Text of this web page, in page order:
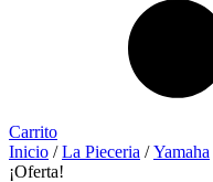
Carrito
Inicio /La Pieceria /Yamaha
¡Oferta!